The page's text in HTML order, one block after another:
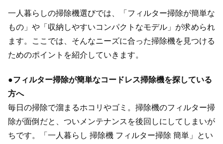
一人暮らしの掃除機選びでは、「フィルター掃除が簡単な
もの」や「収納しやすいコンパクトなモデル」が求められ
ます。ここでは、そんなニーズに合った掃除機を見つける
ためのポイントを紹介していきます。
●フィルター掃除が簡単なコードレス掃除機を探している
方へ
毎日の掃除で溜まるホコリやゴミ。掃除機のフィルター掃
除が面倒だと、ついメンテナンスを後回しにしてしまいが
ちです。「一人暮らし 掃除機 フィルター掃除 簡単」とい